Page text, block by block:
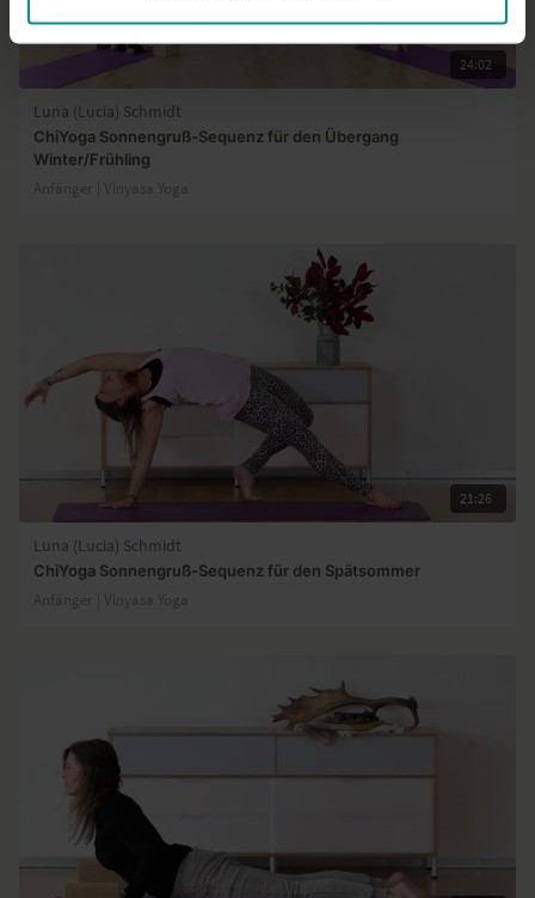
24:02
Luna (Lucia) Schmidt
ChiYoga Sonnengruß-Sequenz für den Übergang
Winter/Frühling
Anfänger | Vinyasa Yoga
21:26
Luna (Lucia) Schmidt
ChiYoga Sonnengruß-Sequenz für den Spätsommer
Anfänger | Vinyasa Yoga